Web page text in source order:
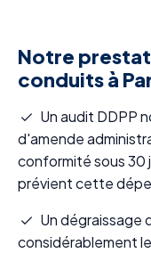
Notre
conduits à
Un audit DDPP
d'amende
conformité sous 30
prévient cette
Un dégraissage
considérablement